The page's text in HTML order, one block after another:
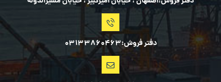
دفتر فروش:03133860463